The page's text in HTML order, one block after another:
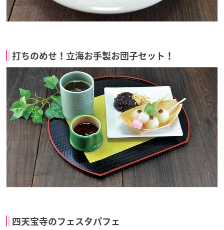
打ちのめせ！立海お手製お団子セット！
四天宝寺のフェスタパフェ